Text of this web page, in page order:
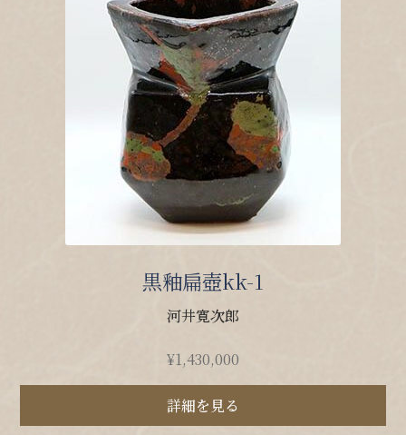
黒釉扁壺kk-1
河井寛次郎
¥1,430,000
詳細を見る